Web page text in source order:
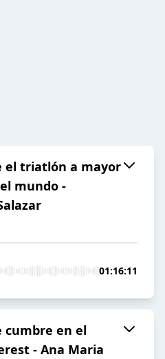
el triatlón a mayor
mundo -
01:16:11
cumbre en el
- Ana Maria